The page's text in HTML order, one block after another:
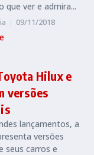
que ver e admira...
09/11/2018
Hilux e
versões
lançamentos, a
versões
seus carros e